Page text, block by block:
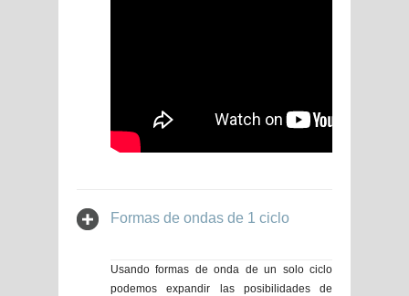
Formas de ondas de 1 ciclo
Usando formas de onda de un solo ciclo
podemos expandir las posibilidades de